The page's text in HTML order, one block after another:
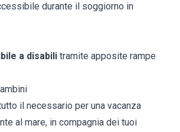
durante il soggiorno in
a disabili tramite apposite rampe
il necessario per una vacanza
al mare, in compagnia dei tuoi